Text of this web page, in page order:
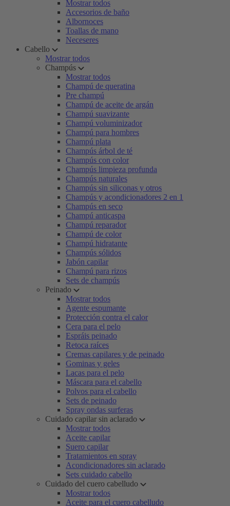
Mostrar todos
Accesorios de baño
Albornoces
Toallas de mano
Neceseres
Cabello
Mostrar todos
Champús
Mostrar todos
Champú de queratina
Pre champú
Champú de aceite de argán
Champú suavizante
Champú voluminizador
Champú para hombres
Champú plata
Champús árbol de té
Champús con color
Champús limpieza profunda
Champús naturales
Champús sin siliconas y otros
Champús y acondicionadores 2 en 1
Champús en seco
Champú anticaspa
Champú reparador
Champú de color
Champú hidratante
Champús sólidos
Jabón capilar
Champú para rizos
Sets de champús
Peinado
Mostrar todos
Agente espumante
Protección contra el calor
Cera para el pelo
Espráis peinado
Retoca raíces
Cremas capilares y de peinado
Gominas y geles
Lacas para el pelo
Máscara para el cabello
Polvos para el cabello
Sets de peinado
Spray ondas surferas
Cuidado capilar sin aclarado
Mostrar todos
Aceite capilar
Suero capilar
Tratamientos en spray
Acondicionadores sin aclarado
Sets cuidado cabello
Cuidado del cuero cabelludo
Mostrar todos
Aceite para el cuero cabelludo